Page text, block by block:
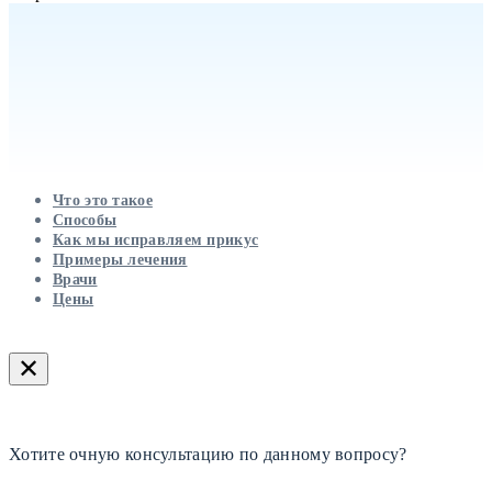
Что это такое
Способы
Как мы исправляем прикус
Примеры лечения
Врачи
Цены
✕
Хотите очную консультацию по данному вопросу?